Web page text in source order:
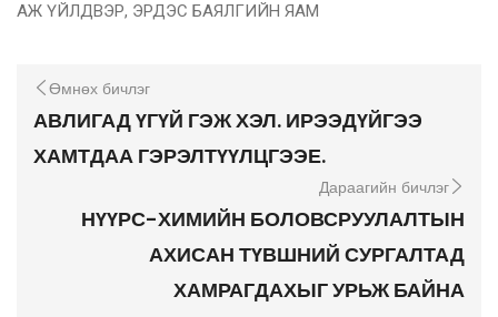
АЖ ҮЙЛДВЭР, ЭРДЭС БАЯЛГИЙН ЯАМ
Өмнөх бичлэг
АВЛИГАД ҮГҮЙ ГЭЖ ХЭЛ. ИРЭЭДҮЙГЭЭ
ХАМТДАА ГЭРЭЛТҮҮЛЦГЭЭЕ.
Дараагийн бичлэг
НҮҮРС-ХИМИЙН БОЛОВСРУУЛАЛТЫН
АХИСАН ТҮВШНИЙ СУРГАЛТАД
ХАМРАГДАХЫГ УРЬЖ БАЙНА